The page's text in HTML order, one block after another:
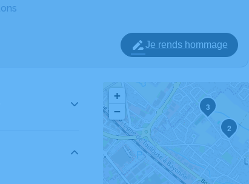
Je rends hommage
2
3
+
−